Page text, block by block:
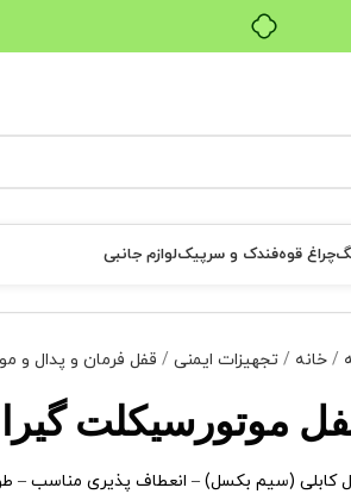
چراغ قوهفندک و سرپیکلوازم جانبی
خانه تجهیزات ایمنی قفل فرمان و پدال و
موتورسیکلت گیرا کد